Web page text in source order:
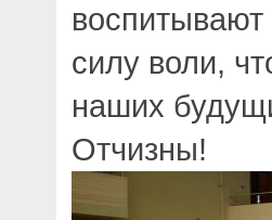
воспитывают
силу воли,
наших
Отчизны!